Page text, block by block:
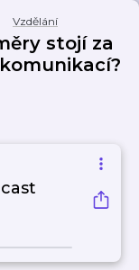
Vzdělání
stojí za